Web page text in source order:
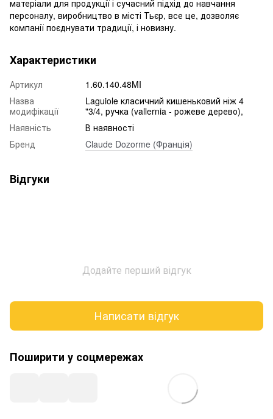
матеріали для продукції і сучасний підхід до навчання
персоналу, виробництво в місті Тьєр, все це, дозволяє
компанії поєднувати традиції, і новизну.
Характеристики
Артикул
1.60.140.48MI
Назва
модифікації
Laguiole класичний кишеньковий ніж 4
"3/4, ручка (vallernia - рожеве дерево),
Наявність
В наявності
Бренд
Claude Dozorme (Франція)
Відгуки
Додайте перший відгук
Написати відгук
Поширити у соцмережах